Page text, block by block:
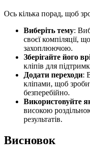
Ось кілька порад, щоб
Виберіть тему:
своєї компіляції,
захоплюючою.
Зберігайте його
кліпів для
Додати переходи:
кліпами, щоб
безперебійно.
Використовуйте
високою
результатів.
Висновок